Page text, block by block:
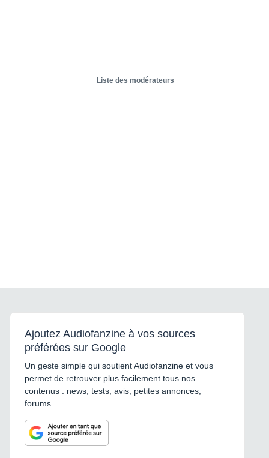
Liste des modérateurs
Ajoutez Audiofanzine à vos sources
préférées sur Google
Un geste simple qui soutient Audiofanzine et vous
permet de retrouver plus facilement tous nos
contenus : news, tests, avis, petites annonces,
forums...